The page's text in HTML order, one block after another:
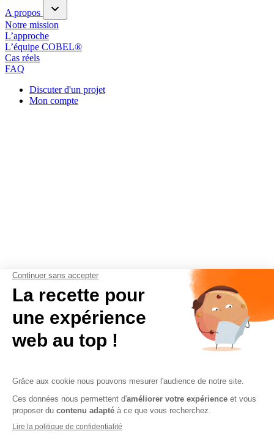
A propos
Notre mission
L’approche
L’équipe COBEL®
Cas réels
FAQ
Discuter d'un projet
Mon compte